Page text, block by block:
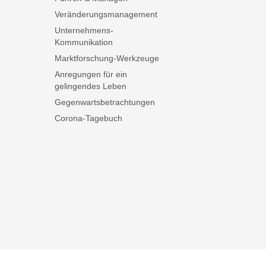
Veränderungsmanagement
Unternehmens-
Kommunikation
Marktforschung-Werkzeuge
Anregungen für ein
gelingendes Leben
Gegenwartsbetrachtungen
Corona-Tagebuch